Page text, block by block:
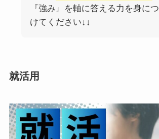
『強み』を軸に答える力を身につ
けてください↓↓
就活用